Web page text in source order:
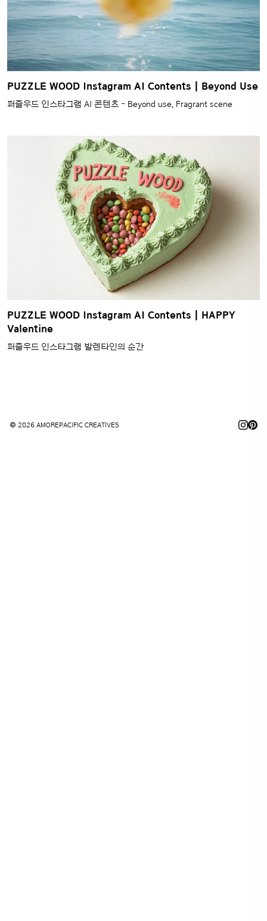
PUZZLE WOOD Instagram AI Contents | Beyond Use
퍼즐우드 인스타그램 AI 콘텐츠 - Beyond use, Fragrant scene
PUZZLE WOOD Instagram AI Contents | HAPPY
Valentine
퍼즐우드 인스타그램 발렌타인의 순간
© 2026 AMOREPACIFIC CREATIVES